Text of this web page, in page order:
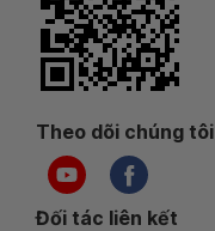
Theo dõi chúng tôi
Đối tác liên kết